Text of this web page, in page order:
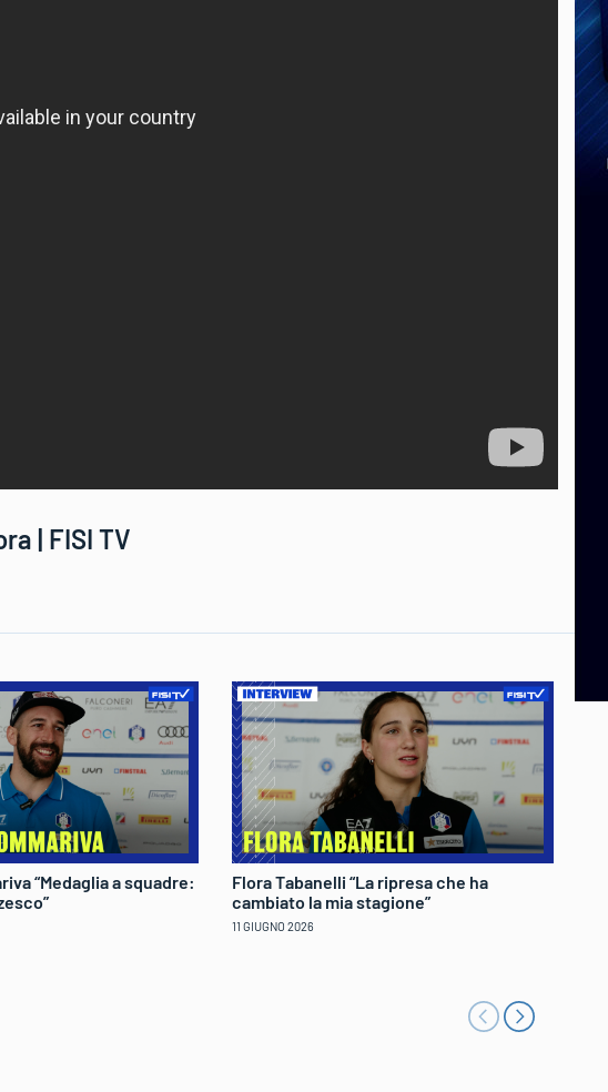
| FISI TV
“Medaglia a squadre:
Flora Tabanelli “La ripresa che ha
cambiato la mia stagione”
11 GIUGNO 2026